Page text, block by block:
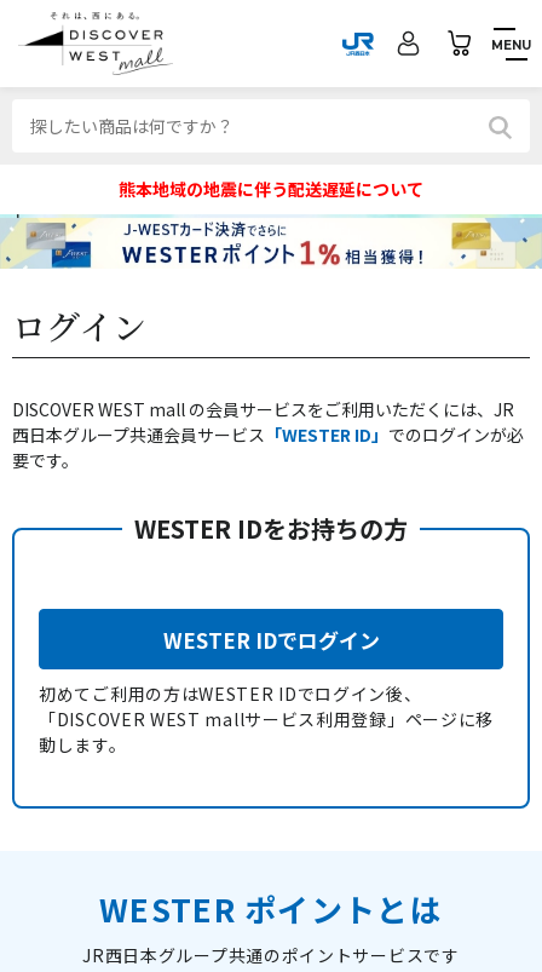
MENU
熊本地域の地震に伴う配送遅延について
ログイン
DISCOVER WEST mall の会員サービスをご利用いただくには、JR
西日本グループ共通会員サービス 「WESTER ID」 でのログインが必
要です。
WESTER IDをお持ちの方
WESTER IDでログイン
初めてご利用の方はWESTER IDでログイン後、
「DISCOVER WEST mallサービス利用登録」ページに移
動します。
WESTER ポイントとは
JR西日本グループ共通のポイントサービスです